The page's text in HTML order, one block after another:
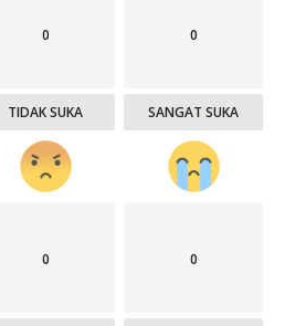
0
TIDAK SUKA
0
SANGAT SUKA
0 0